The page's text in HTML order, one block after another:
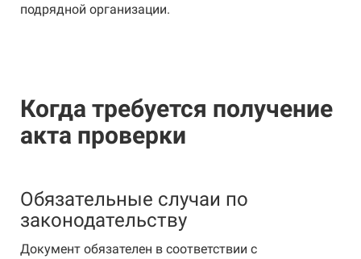
подрядной организации.
Когда требуется получение
акта проверки
Обязательные случаи по
законодательству
Документ обязателен в соответствии с